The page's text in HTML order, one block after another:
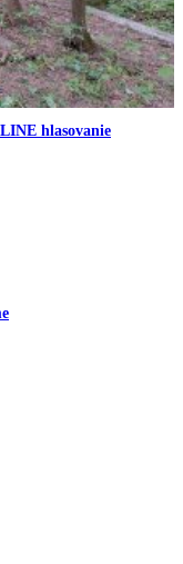
hlasovanie